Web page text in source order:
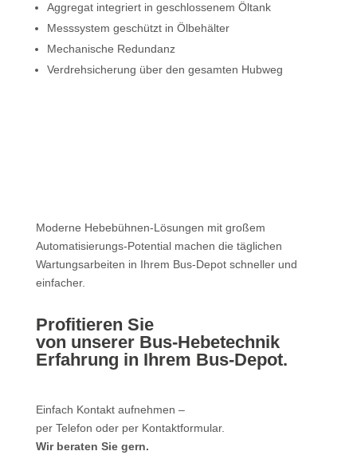
Aggregat integriert in geschlossenem Öltank
Messsystem geschützt in Ölbehälter
Mechanische Redundanz
Verdrehsicherung über den gesamten Hubweg
Moderne Hebebühnen-Lösungen mit großem
Automatisierungs-Potential machen die täglichen
Wartungsarbeiten in Ihrem Bus-Depot schneller und
einfacher.
Profitieren Sie
von unserer Bus-Hebetechnik
Erfahrung in Ihrem Bus-Depot.
Einfach Kontakt aufnehmen –
per Telefon oder per Kontaktformular.
Wir beraten Sie gern.